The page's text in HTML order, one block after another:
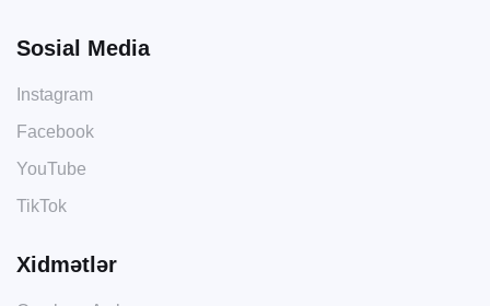
Sosial Media
Instagram
Facebook
YouTube
TikTok
Xidmətlər